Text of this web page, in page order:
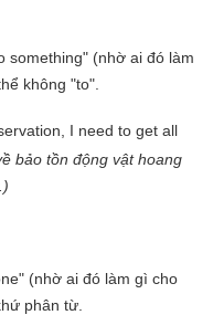
something" (nhờ ai đó làm
không "to".
I need to get all
bảo tồn động vật hoang
(nhờ ai đó làm gì cho
phân từ.